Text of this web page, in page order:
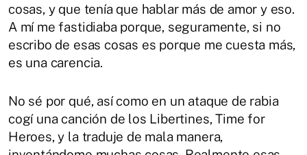
cosas, y que tenía que hablar más de amor y eso.
A mí me fastidiaba porque, seguramente, si no
escribo de esas cosas es porque me cuesta más,
es una carencia.
No sé por qué, así como en un ataque de rabia
cogí una canción de los Libertines, Time for
Heroes, y la traduje de mala manera,